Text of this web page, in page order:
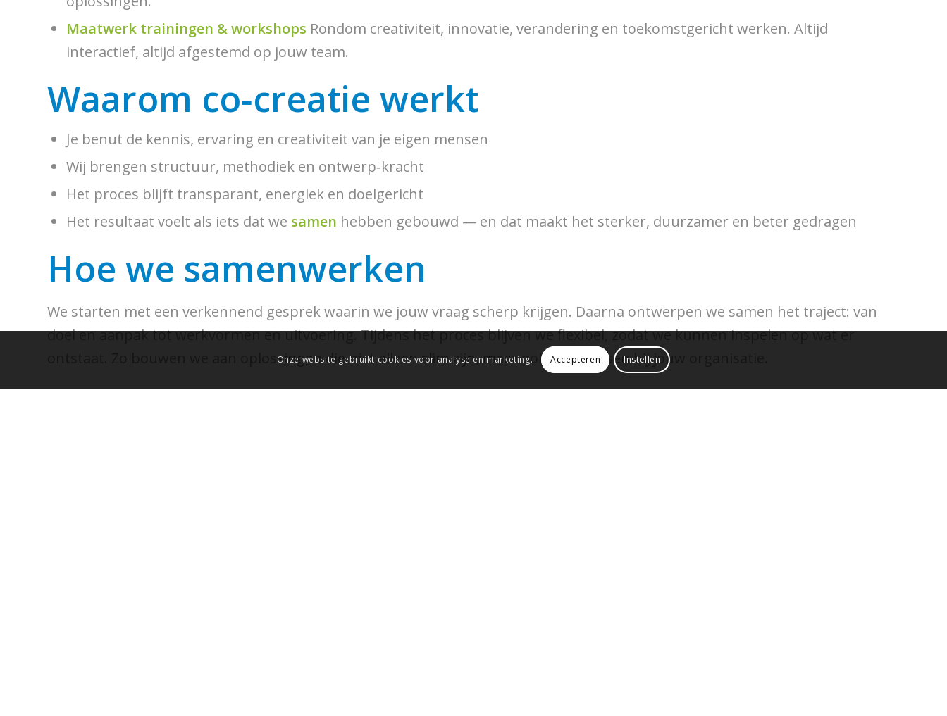
Maatwerk trainingen & workshops Rondom creativiteit, innovatie, verandering en toekomstgericht werken. Altijd
interactief, altijd afgestemd op jouw team.
Waarom co‑creatie werkt
Je benut de kennis, ervaring en creativiteit van je eigen mensen
Wij brengen structuur, methodiek en ontwerp‑kracht
Het proces blijft transparant, energiek en doelgericht
Het resultaat voelt als iets dat we samen hebben gebouwd — en dat maakt het sterker, duurzamer en beter gedragen
Hoe we samenwerken
We starten met een verkennend gesprek waarin we jouw vraag scherp krijgen. Daarna ontwerpen we samen het traject: van
doel en aanpak tot werkvormen en uitvoering. Tijdens het proces blijven we flexibel, zodat we kunnen inspelen op wat er
ontstaat. Zo bouwen we aan oplossingen die niet alleen slim zijn, maar ook écht passen bij jouw organisatie.
Onze website gebruikt cookies voor analyse en marketing. Accepteren Instellen